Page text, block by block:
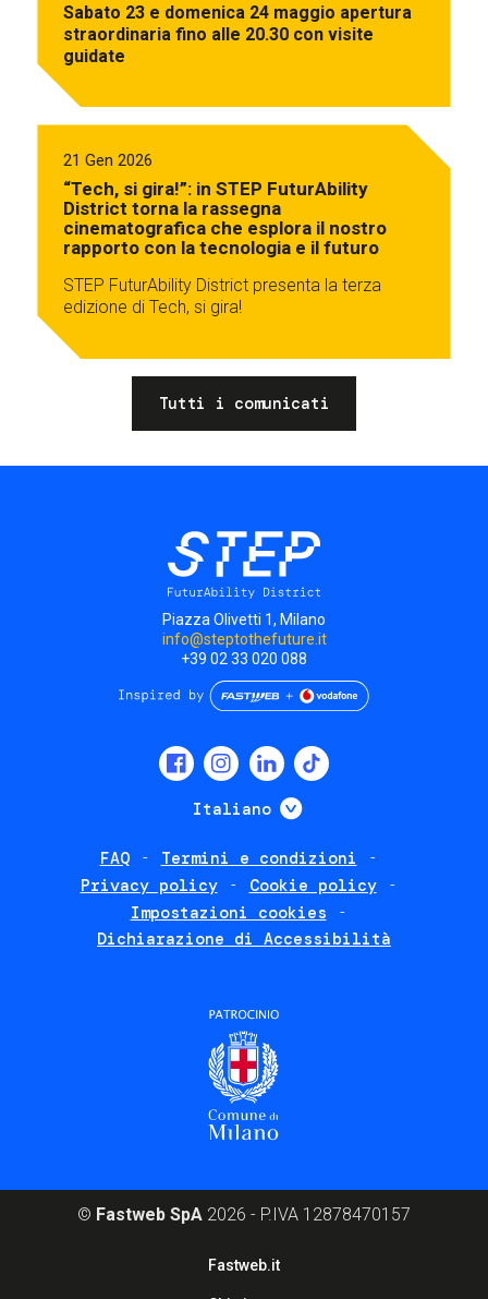
Sabato 23 e domenica 24 maggio apertura
straordinaria fino alle 20.30 con visite
guidate
21 Gen 2026
“Tech, si gira!”: in STEP FuturAbility
District torna la rassegna
cinematografica che esplora il nostro
rapporto con la tecnologia e il futuro
STEP FuturAbility District presenta la terza
edizione di Tech, si gira!
Tutti i comunicati
Piazza Olivetti 1, Milano
info@steptothefuture.it
+39 02 33 020 088
Italiano Mostra ulteriori
FAQ
Termini e condizioni
Privacy policy
Cookie policy
Impostazioni cookies
Dichiarazione di Accessibilità
© Fastweb SpA 2026 - P.IVA 12878470157
Fastweb.it